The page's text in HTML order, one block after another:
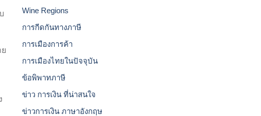
Wine Regions
การกีดกันทางภาษี
การเมืองการค้า
การเมืองไทยในปัจจุบัน
ข้อพิพาทภาษี
ข่าว การเงิน ที่น่าสนใจ
ข่าวการเงิน ภาษาอังกฤษ